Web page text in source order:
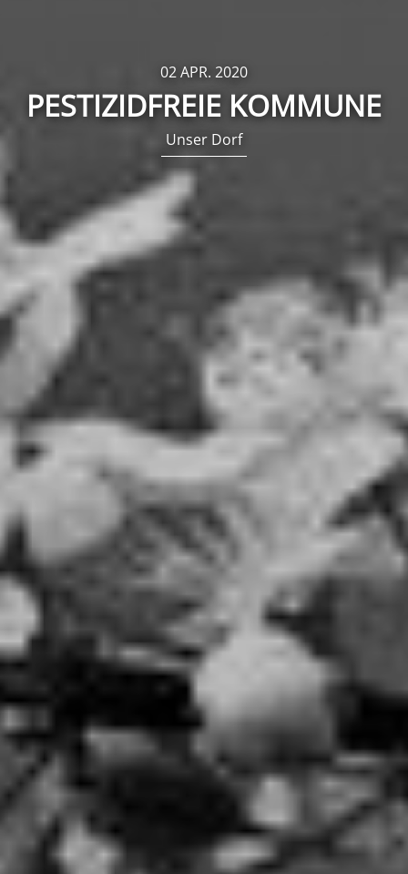
02 APR. 2020
PESTIZIDFREIE KOMMUNE
Unser Dorf